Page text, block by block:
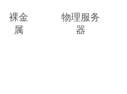
裸金
属
物理服务
器